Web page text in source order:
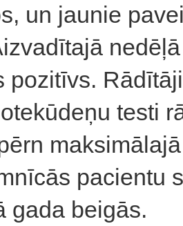
un jaunie
pozitīvs.
testi
pacientu
gada beigās.